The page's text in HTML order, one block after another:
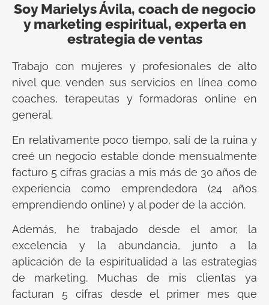
Soy Marielys Ávila, coach de negocio
y marketing espiritual, experta en
estrategia de ventas
Trabajo con mujeres y profesionales de alto
nivel que venden sus servicios en línea como
coaches, terapeutas y formadoras online en
general.
En relativamente poco tiempo, salí de la ruina y
creé un negocio estable donde mensualmente
facturo 5 cifras gracias a mis más de 30 años de
experiencia como emprendedora (24 años
emprendiendo online) y al poder de la acción.
Además, he trabajado desde el amor, la
excelencia y la abundancia, junto a la
aplicación de la espiritualidad a las estrategias
de marketing. Muchas de mis clientas ya
facturan 5 cifras desde el primer mes que